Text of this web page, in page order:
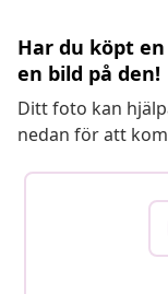
Har du köpt
en bild på den!
Ditt foto kan
nedan för att